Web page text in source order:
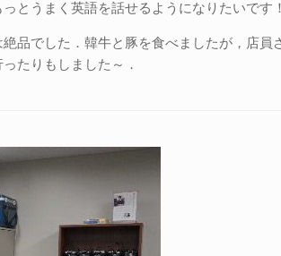
とうまく英語を話せるようになりたいです
品でした．韓牛と豚を食べましたが，店
たりもしました～．